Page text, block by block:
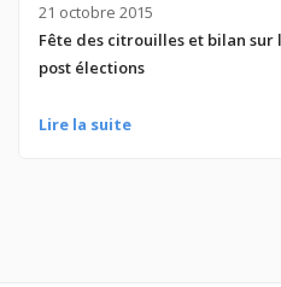
21 octobre 2015
Fête des citrouilles et bilan sur
post élections
Lire la suite